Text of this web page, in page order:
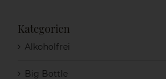
Kategorien
Alkoholfrei
Big Bottle